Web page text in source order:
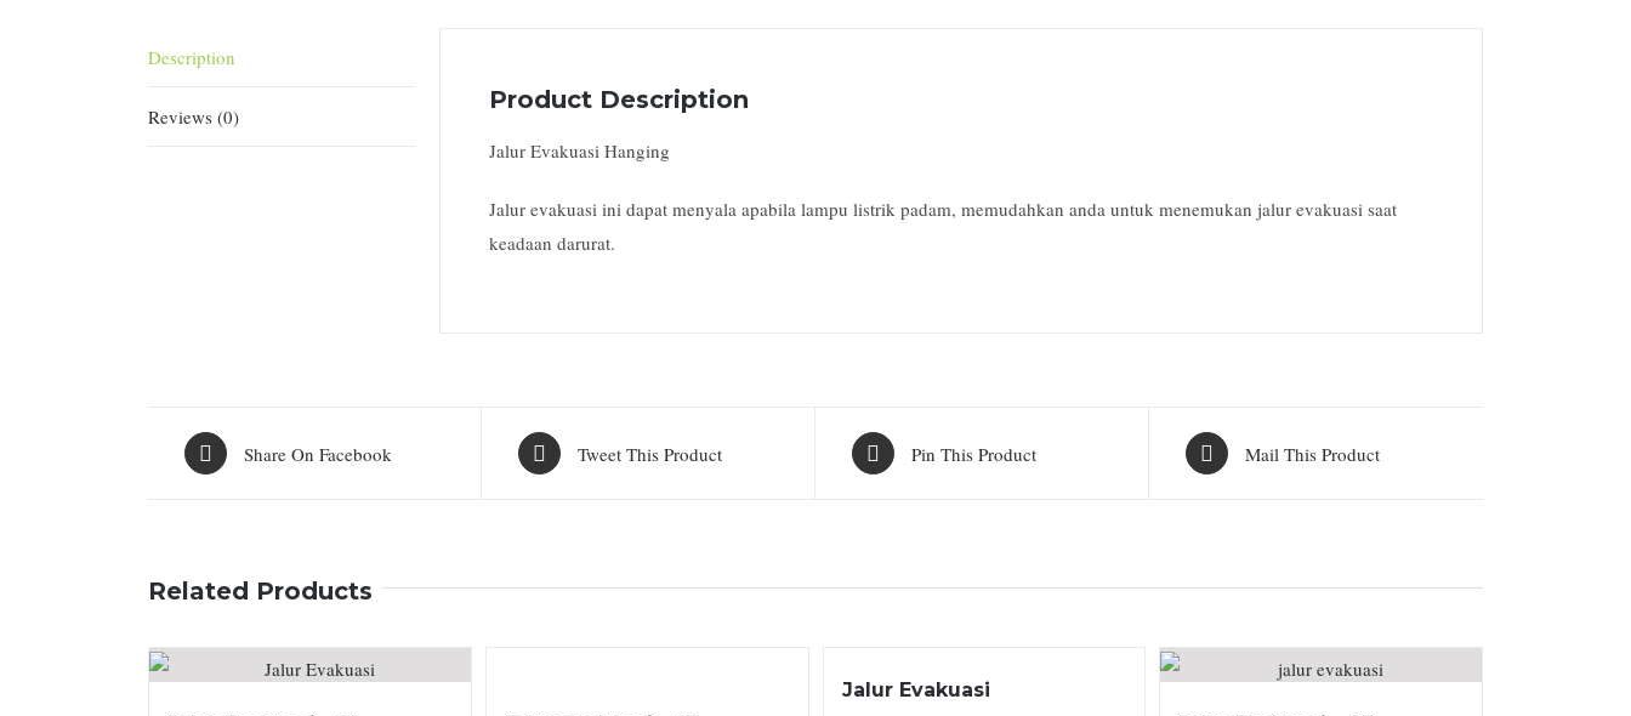
Description
Reviews (0)
Product Description
Jalur Evakuasi Hanging
Jalur evakuasi ini dapat menyala apabila lampu listrik padam, memudahkan anda untuk menemukan jalur evakuasi saat
keadaan darurat.
Share On Facebook Tweet This Product Pin This Product Mail This Product
Related Products
Jalur Evakuasi